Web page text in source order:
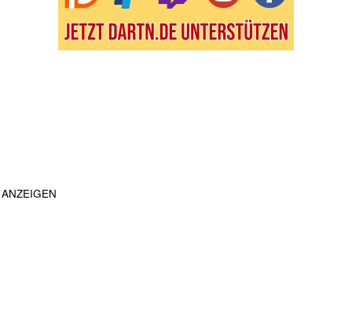
ANZEIGEN